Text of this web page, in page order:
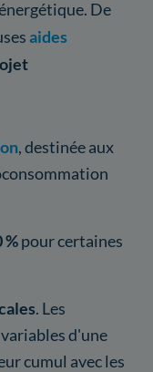
De
aides
, destinée aux
%pour certaines
. Les
d'une
cumul avec les